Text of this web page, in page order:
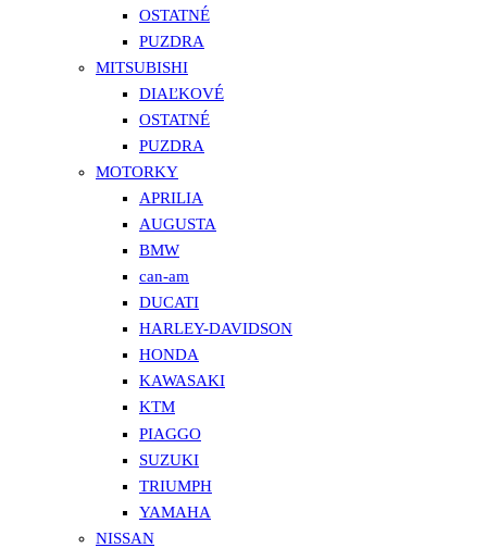
OSTATNÉ
PUZDRA
MITSUBISHI
DIAĽKOVÉ
OSTATNÉ
PUZDRA
MOTORKY
APRILIA
AUGUSTA
BMW
can-am
DUCATI
HARLEY-DAVIDSON
HONDA
KAWASAKI
KTM
PIAGGO
SUZUKI
TRIUMPH
YAMAHA
NISSAN